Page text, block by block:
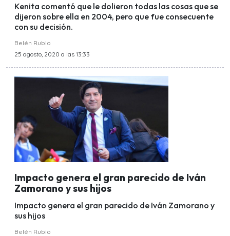
Kenita comentó que le dolieron todas las cosas que se
dijeron sobre ella en 2004, pero que fue consecuente
con su decisión.
Belén Rubio
25 agosto, 2020 a las 13:33
Impacto genera el gran parecido de Iván
Zamorano y sus hijos
Impacto genera el gran parecido de Iván Zamorano y
sus hijos
Belén Rubio